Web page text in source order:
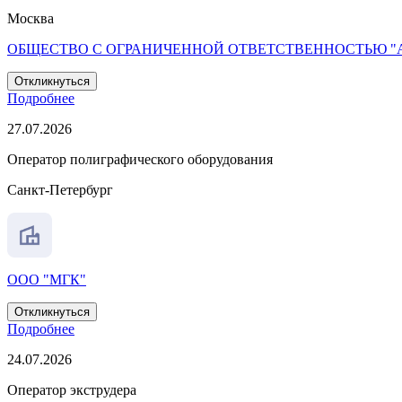
Москва
ОБЩЕСТВО С ОГРАНИЧЕННОЙ ОТВЕТСТВЕННОСТЬЮ
Откликнуться
Подробнее
27.07.2026
Оператор полиграфического оборудования
Санкт-Петербург
ООО "МГК"
Откликнуться
Подробнее
24.07.2026
Оператор экструдера